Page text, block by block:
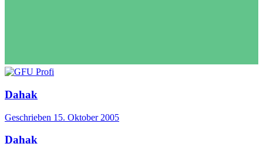
Dahak
Geschrieben 15. Oktober 2005
Dahak